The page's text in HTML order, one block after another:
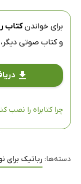
برای خواندنکتاب
و کتاب صوتی دیگر،
چرا کتابراه را نصب
دسته‌ها: رباتیک برای